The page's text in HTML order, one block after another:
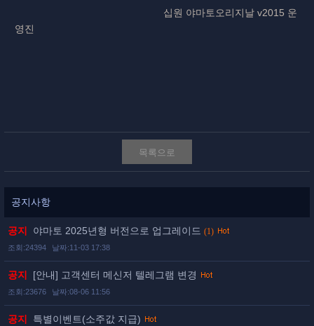
십원 야마토오리지날 v2015 운
영진
목록으로
공지사항
공지 야마토 2025년형 버전으로 업그레이드 (1)
조회:24394 날짜:11-03 17:38
공지 [안내] 고객센터 메신저 텔레그램 변경
조회:23676 날짜:08-06 11:56
공지 특별이벤트(소주값 지급)